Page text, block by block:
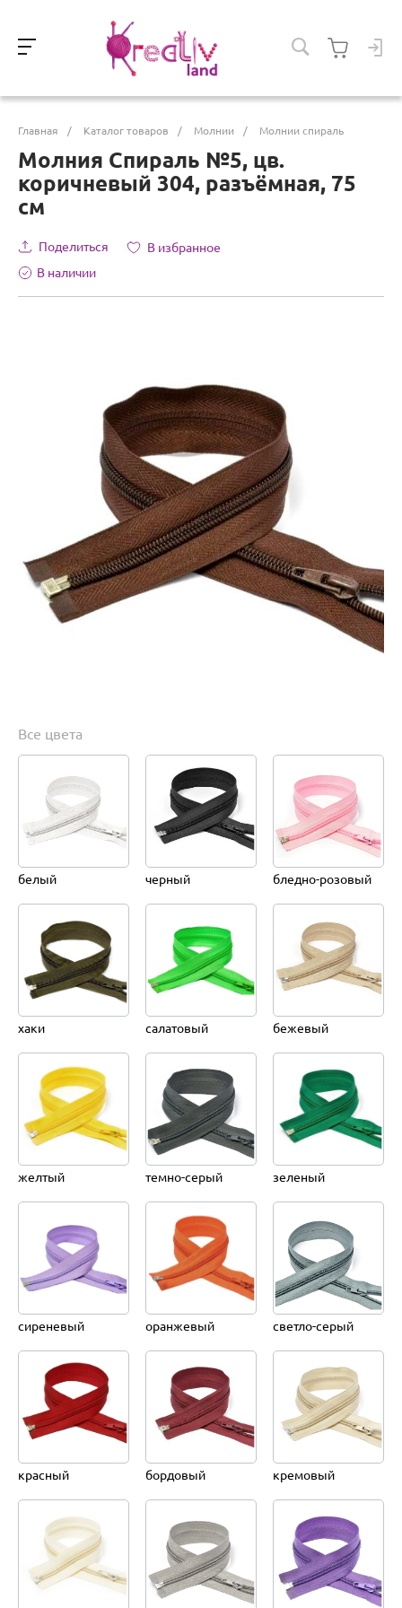
Главная / Каталог товаров / Молнии / Молнии спираль
Молния Спираль №5, цв.
коричневый 304, разъёмная, 75
см
Поделиться
В избранное
В наличии
Все цвета
белый черный бледно-розовый
хаки салатовый бежевый
желтый темно-серый зеленый
сиреневый оранжевый светло-серый
красный бордовый кремовый